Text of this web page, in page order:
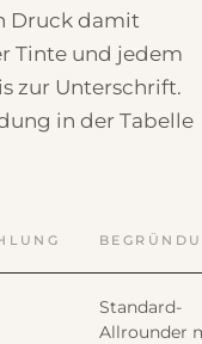
Druck damit
Tinte und jedem
zur Unterschrift.
in der Tabelle
Standard-
Allrounder